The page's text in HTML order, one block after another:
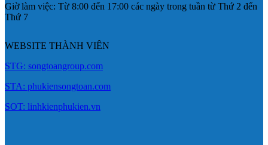
Giờ làm việc: Từ 8:00 đến 17:00 các ngày trong tuần từ Thứ 2 đến
Thứ 7
WEBSITE THÀNH VIÊN
STG: songtoangroup.com
STA: phukiensongtoan.com
SOT: linhkienphukien.vn